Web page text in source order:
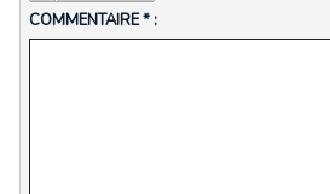
COMMENTAIRE * :